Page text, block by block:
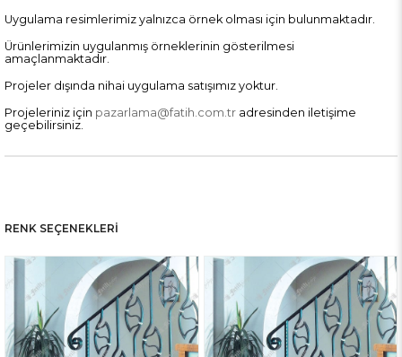
Uygulama resimlerimiz yalnızca örnek olması için bulunmaktadır.
Ürünlerimizin uygulanmış örneklerinin gösterilmesi
amaçlanmaktadır.
Projeler dışında nihai uygulama satışımız yoktur.
Projeleriniz için pazarlama@fatih.com.tr adresinden iletişime
geçebilirsiniz.
RENK SEÇENEKLERI